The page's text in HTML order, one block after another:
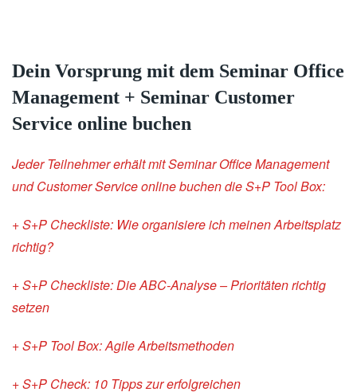
Dein Vorsprung mit dem Seminar Office
Management + Seminar Customer
Service online buchen
Jeder Teilnehmer erhält mit Seminar Office Management
und Customer Service online buchen die S+P Tool Box:
+ S+P Checkliste: Wie organisiere ich meinen Arbeitsplatz
richtig?
+ S+P Checkliste: Die ABC-Analyse – Prioritäten richtig
setzen
+ S+P Tool Box: Agile Arbeitsmethoden
+ S+P Check: 10 Tipps zur erfolgreichen